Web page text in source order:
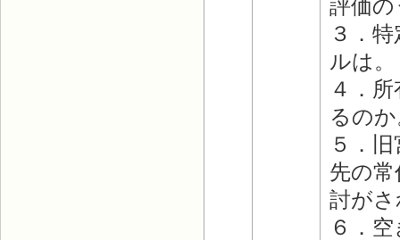
評価
３．
ルは。
４．
るの
５．
先の
討が
６．